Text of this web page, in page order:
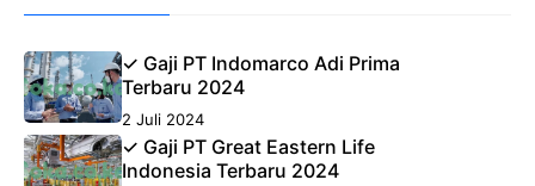
✓ Gaji PT Indomarco Adi Prima
Terbaru 2024
2 Juli 2024
✓ Gaji PT Great Eastern Life
Indonesia Terbaru 2024